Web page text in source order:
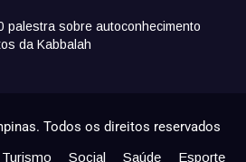
palestra sobre autoconhecimento
da Kabbalah
Todos os direitos reservados
Turismo Social Saúde
Esporte